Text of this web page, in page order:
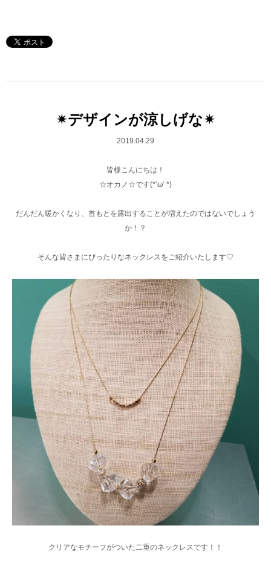
✴︎デザインが涼しげな✴︎
2019.04.29
皆様こんにちは！
☆オカノ☆です(*‘ω‘ *)
だんだん暖かくなり、首もとを露出することが増えたのではないでしょう
か！？
そんな皆さまにぴったりなネックレスをご紹介いたします♡
クリアなモチーフがついた二重のネックレスです！！